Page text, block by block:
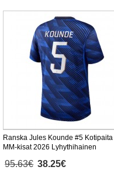
Ranska Jules Kounde #5 Kotipaita
MM-kisat 2026 Lyhythihainen
95.63€ 38.25€